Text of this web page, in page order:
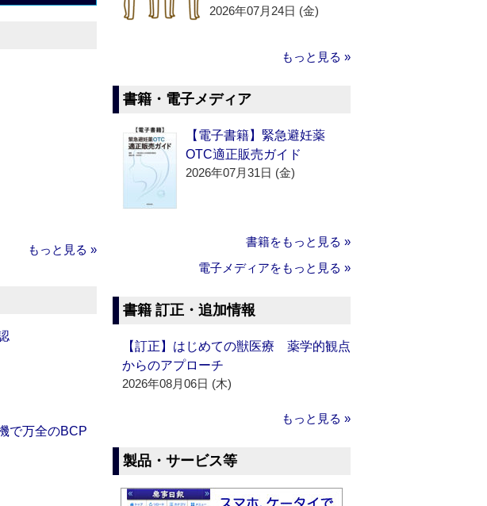
もっと見る »
で万全のBCP
2026年07月24日 (金)
もっと見る »
書籍・電子メディア
【電子書籍】緊急避妊薬
OTC適正販売ガイド
2026年07月31日 (金)
書籍をもっと見る »
電子メディアをもっと見る »
書籍 訂正・追加情報
【訂正】はじめての獣医療 薬学的観点
からのアプローチ
2026年08月06日 (木)
もっと見る »
製品・サービス等